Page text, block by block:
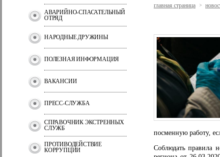
АВАРИЙНО-СПАСАТЕЛЬНЫЙ
ОТРЯД
НАРОДНЫЕ ДРУЖИНЫ
ПОЛЕЗНАЯ ИНФОРМАЦИЯ
ВАКАНСИИ
ПРЕСС-СЛУЖБА
СПРАВОЧНИК ЭКСТРЕННЫХ
СЛУЖБ
ПРОТИВОДЕЙСТВИЕ
КОРРУПЦИИ
главная страница >
посменную работу,
Соблюдать правила